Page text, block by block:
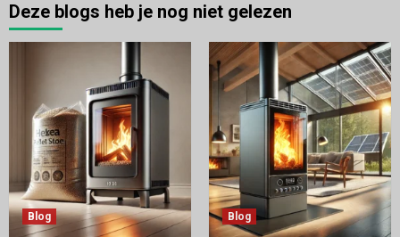
Deze blogs heb je nog niet gelezen
Blog Blog